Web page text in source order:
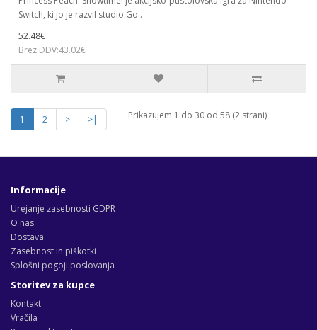
Switch, ki jo je razvil studio Go..
52.48€
Brez DDV:43.02€
1 2 > >| Prikazujem 1 do 30 od 58 (2 strani)
Informacije
Urejanje zasebnosti GDPR
O nas
Dostava
Zasebnost in piškotki
Splošni pogoji poslovanja
Storitev za kupce
Kontakt
Vračila